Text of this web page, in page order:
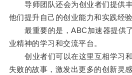
导师团队还会为创业者们提供丰
他们提升自己的创业能力和实践经验
最重要的是，ABC加速器提供了
业精神的学习和交流平台。
创业者们可以在这里互相学习和
失败的故事，激发出更多的创新灵感